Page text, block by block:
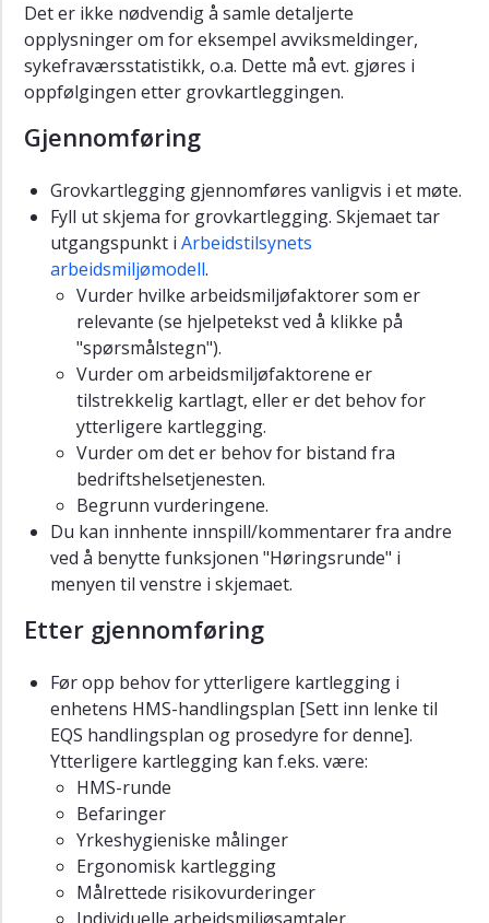
og
forbedringsforslag
Retningslinje
for
bruk
av
Retningslinje
for
brannvern
Retningslinje
for
HMS
ved
feltarbeid
Psykososialt
og
organisatorisk
arbeidsmiljø
Fysisk
arbeidsmiljø
og
biologisk
arbeidsmiljø
Ergonomi
Bedriftshelsetjenesten
Det er ikke nødvendig å samle detaljerte
opplysninger om for eksempel avviksmeldinger,
sykefraværsstatistikk, o.a. Dette må evt. gjøres i
oppfølgingen etter grovkartleggingen.
Gjennomføring
Grovkartlegging gjennomføres vanligvis i et møte.
Fyll ut skjema for grovkartlegging. Skjemaet tar
utgangspunkt i Arbeidstilsynets
arbeidsmiljømodell.
Vurder hvilke arbeidsmiljøfaktorer som er
relevante (se hjelpetekst ved å klikke på
"spørsmålstegn").
Vurder om arbeidsmiljøfaktorene er
tilstrekkelig kartlagt, eller er det behov for
ytterligere kartlegging.
Vurder om det er behov for bistand fra
bedriftshelsetjenesten.
Begrunn vurderingene.
Du kan innhente innspill/kommentarer fra andre
ved å benytte funksjonen "Høringsrunde" i
menyen til venstre i skjemaet.
Etter gjennomføring
Før opp behov for ytterligere kartlegging i
enhetens HMS-handlingsplan [Sett inn lenke til
EQS handlingsplan og prosedyre for denne].
Ytterligere kartlegging kan f.eks. være:
HMS-runde
Befaringer
Yrkeshygieniske målinger
Ergonomisk kartlegging
Målrettede risikovurderinger